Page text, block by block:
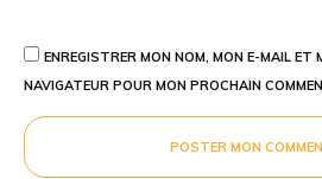
ENREGISTRER MON NOM, MON E-MAIL ET
NAVIGATEUR POUR MON PROCHAIN
POSTER MON